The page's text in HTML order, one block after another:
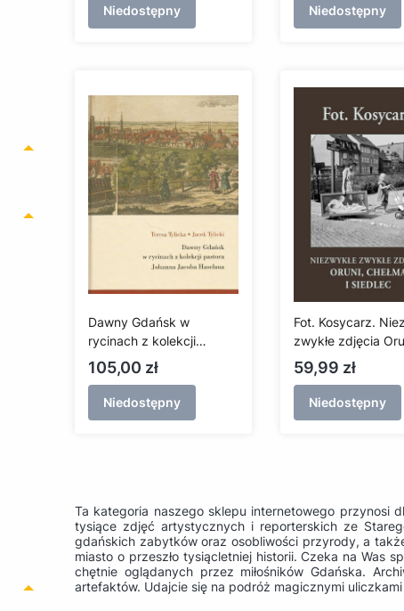
Niedostępny Niedostępny
Dawny Gdańsk w
rycinach z kolekcji
pastora Johanna Jacoba
Heselaua
Cena
105,00 zł
Niedostępny
Fot. Kosycarz.
zwykłe zdjęcia
Chełma i Siedlec
Cena
59,99 zł
Niedostępny
Ta kategoria naszego sklepu internetowego przynosi
tysiące zdjęć artystycznych i reporterskich ze
gdańskich zabytków oraz osobliwości przyrody, a
miasto o przeszło tysiącletniej historii. Czeka na
chętnie oglądanych przez miłośników Gdańska.
artefaktów. Udajcie się na podróż magicznymi uliczkami